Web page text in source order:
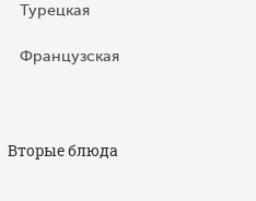
Турецкая
Французская
Вторые блюда